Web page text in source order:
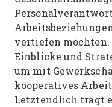
vertiefen
Einblicke und
um mit
kooperatives
Letztendlich trägt